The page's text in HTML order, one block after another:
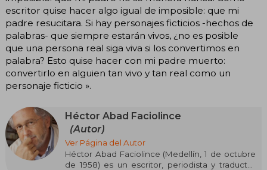
escritor quise hacer algo igual de imposible: que mi
padre resucitara. Si hay personajes ficticios -hechos de
palabras- que siempre estarán vivos, ¿no es posible
que una persona real siga viva si los convertimos en
palabra? Esto quise hacer con mi padre muerto:
convertirlo en alguien tan vivo y tan real como un
personaje ficticio ».
Héctor Abad Faciolince
(Autor)
Ver Página del Autor
Héctor Abad Faciolince (Medellín, 1 de octubre
de 1958) es un escritor, periodista y traductor